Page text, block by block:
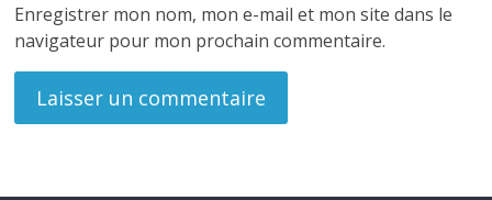
Enregistrer mon nom, mon e-mail et mon site dans le
navigateur pour mon prochain commentaire.